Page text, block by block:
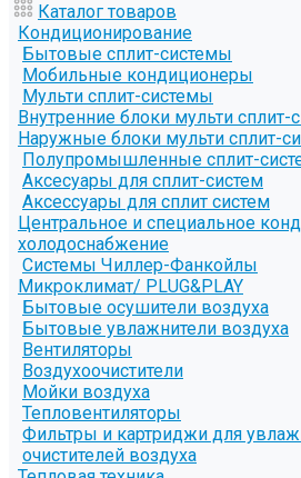
Каталог товаров
Кондиционирование
Бытовые сплит-системы
Мобильные кондиционеры
Мульти сплит-системы
Внутренние блоки мульти сплит-
Наружные блоки мульти сплит-
Полупромышленные сплит-
Аксесуары для сплит-систем
Аксессуары для сплит систем
Центральное и специальное
холодоснабжение
Системы Чиллер-Фанкойлы
Микроклимат/ PLUG&PLAY
Бытовые осушители воздуха
Бытовые увлажнители воздуха
Вентиляторы
Воздухоочистители
Мойки воздуха
Тепловентиляторы
Фильтры и картриджи для
очистителей воздуха